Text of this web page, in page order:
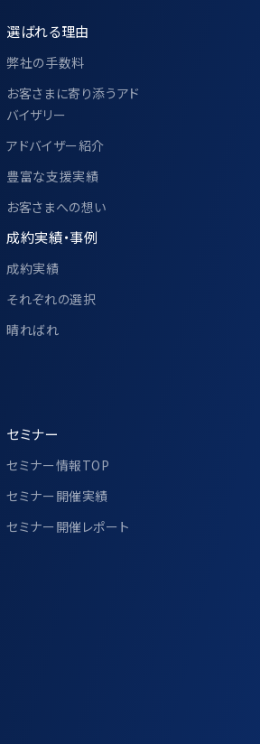
選ばれる理由
弊社の手数料
お客さまに寄り添うアド
バイザリー
アドバイザー紹介
豊富な支援実績
お客さまへの想い
成約実績・事例
成約実績
それぞれの選択
晴ればれ
セミナー
セミナー情報TOP
セミナー開催実績
セミナー開催レポート